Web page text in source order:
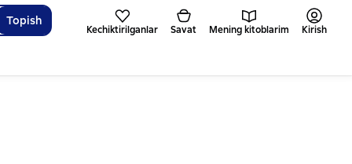
Topish
Kechiktirilganlar Savat Mening kitoblarim Kirish